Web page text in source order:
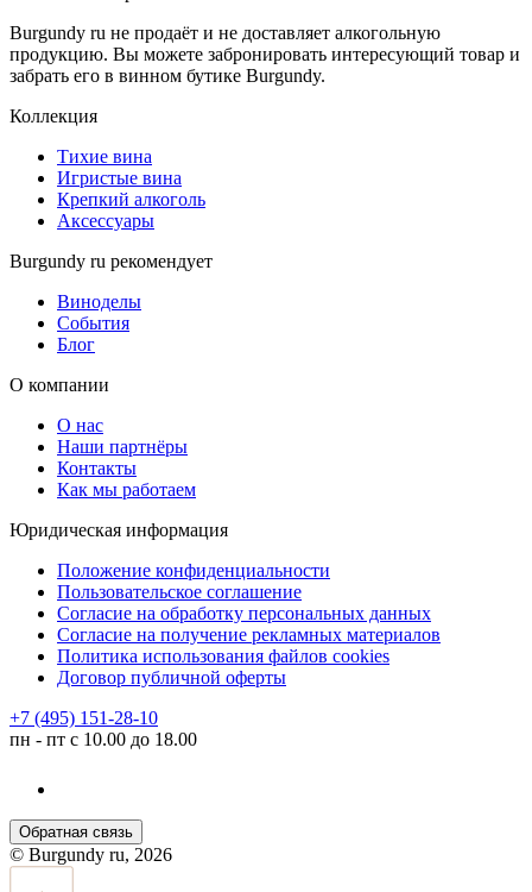
Burgundy ru не продаёт и не доставляет алкогольную
продукцию. Вы можете забронировать интересующий товар и
забрать его в винном бутике Burgundy.
Коллекция
Тихие вина
Игристые вина
Крепкий алкоголь
Аксессуары
Burgundy ru рекомендует
Виноделы
События
Блог
О компании
О нас
Наши партнёры
Контакты
Как мы работаем
Юридическая информация
Положение конфиденциальности
Пользовательское соглашение
Согласие на обработку персональных данных
Согласие на получение рекламных материалов
Политика использования файлов cookies
Договор публичной оферты
+7 (495) 151-28-10
пн - пт с 10.00 до 18.00
Обратная связь
© Burgundy ru, 2026